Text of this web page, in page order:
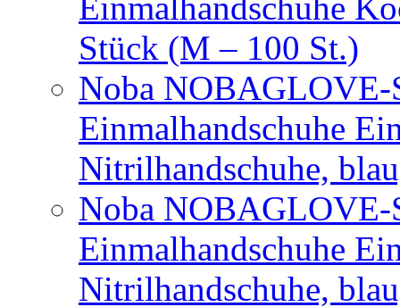
Stück (M – 100 St.)
Noba
Einmalhandschuhe
Nitrilhandschuhe,
Noba
Einmalhandschuhe
Nitrilhandschuhe,